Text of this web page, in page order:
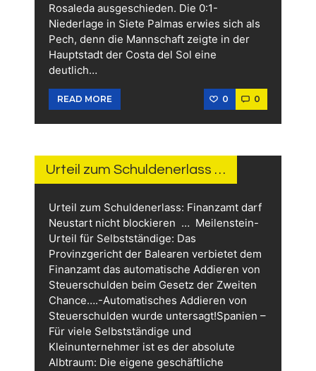
Rosaleda ausgeschieden. Die 0:1-
Niederlage in Siete Palmas erwies sich als
Pech, denn die Mannschaft zeigte in der
Hauptstadt der Costa del Sol eine
deutlich…
READ MORE 0 0
Urteil zum Schuldenerlass …
Urteil zum Schuldenerlass: Finanzamt darf
Neustart nicht blockieren … Meilenstein-
Urteil für Selbstständige: Das
Provinzgericht der Balearen verbietet dem
Finanzamt das automatische Addieren von
Steuerschulden beim Gesetz der Zweiten
Chance….-Automatisches Addieren von
Steuerschulden wurde untersagt!Spanien –
Für viele Selbstständige und
Kleinunternehmer ist es der absolute
Albtraum: Die eigene geschäftliche